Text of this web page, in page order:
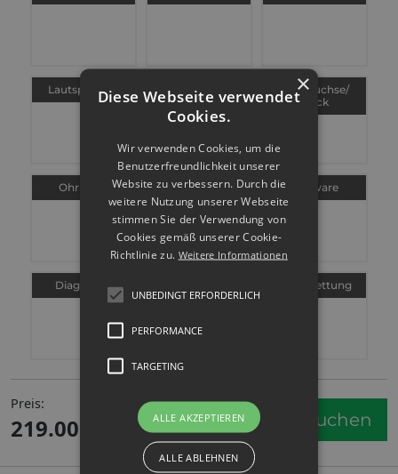
Lautsprecher
Ein/Aus und
Volumen Taste
Ladebuchse/
Dock
Ohrhörer Vibration Software
Diagnostik Datenrettung
Preis:
219.00 Service buchen
×
Diese Webseite verwendet
Cookies.
Wir verwenden Cookies, um die
Benutzerfreundlichkeit unserer
Website zu verbessern. Durch die
weitere Nutzung unserer Webseite
stimmen Sie der Verwendung von
Cookies gemäß unserer Cookie-
Richtlinie zu. Weitere Informationen
UNBEDINGT ERFORDERLICH
PERFORMANCE
TARGETING
ALLE AKZEPTIEREN
ALLE ABLEHNEN